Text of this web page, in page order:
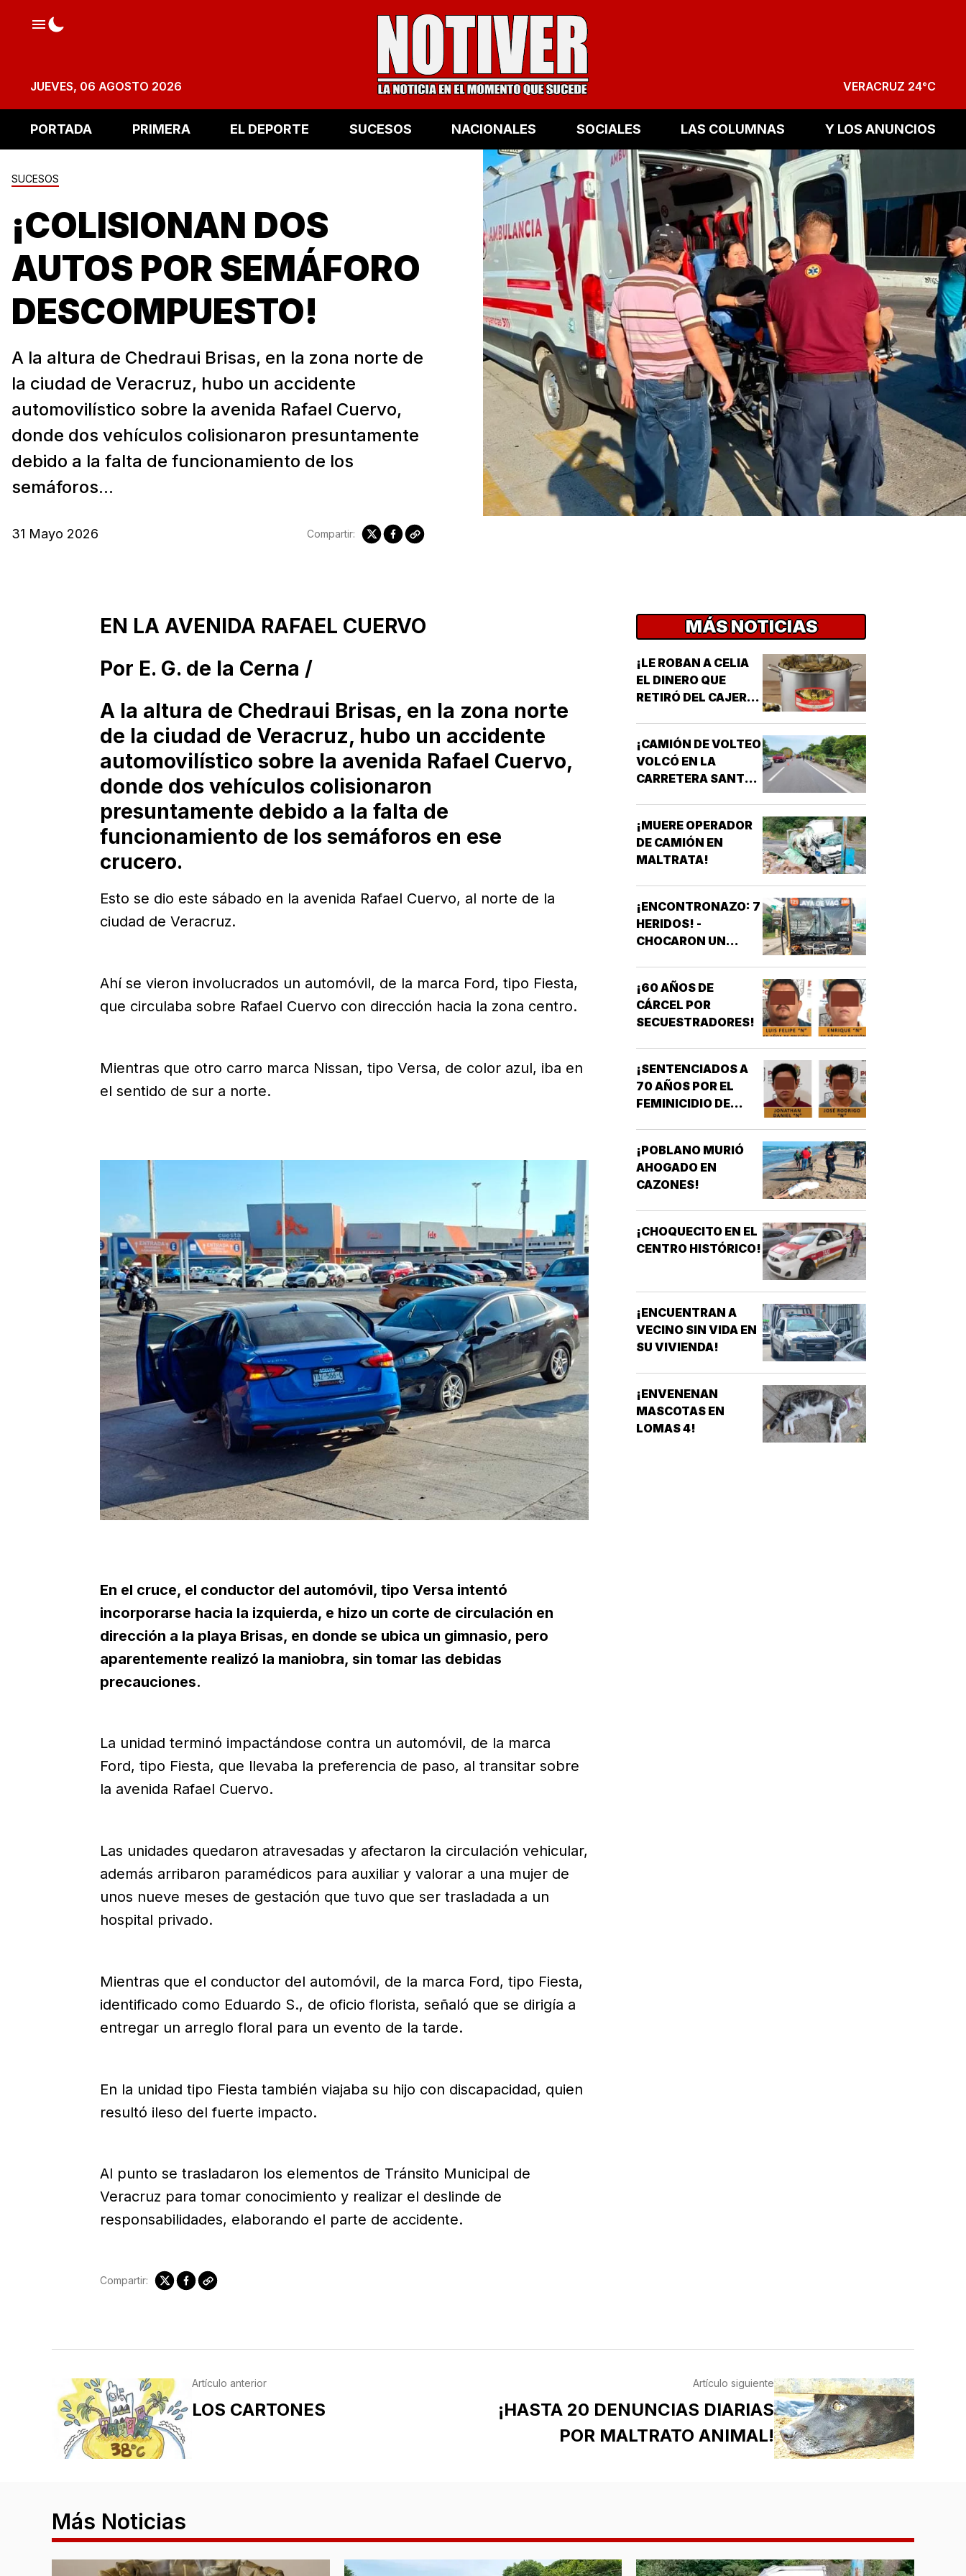
JUEVES, 06 AGOSTO 2026 VERACRUZ 24°C
PORTADA PRIMERA EL DEPORTE SUCESOS NACIONALES SOCIALES LAS COLUMNAS Y LOS ANUNCIOS
SUCESOS
¡COLISIONAN DOS
AUTOS POR SEMÁFORO
DESCOMPUESTO!
A la altura de Chedraui Brisas, en la zona norte de
la ciudad de Veracruz, hubo un accidente
automovilístico sobre la avenida Rafael Cuervo,
donde dos vehículos colisionaron presuntamente
debido a la falta de funcionamiento de los
semáforos...
31 Mayo 2026 Compartir:
EN LA AVENIDA RAFAEL CUERVO
Por E. G. de la Cerna /
A la altura de Chedraui Brisas, en la zona norte
de la ciudad de Veracruz, hubo un accidente
automovilístico sobre la avenida Rafael Cuervo,
donde dos vehículos colisionaron
presuntamente debido a la falta de
funcionamiento de los semáforos en ese
crucero.
Esto se dio este sábado en la avenida Rafael Cuervo, al norte de la
ciudad de Veracruz.
Ahí se vieron involucrados un automóvil, de la marca Ford, tipo Fiesta,
que circulaba sobre Rafael Cuervo con dirección hacia la zona centro.
Mientras que otro carro marca Nissan, tipo Versa, de color azul, iba en
el sentido de sur a norte.
En el cruce, el conductor del automóvil, tipo Versa intentó
incorporarse hacia la izquierda, e hizo un corte de circulación en
dirección a la playa Brisas, en donde se ubica un gimnasio, pero
aparentemente realizó la maniobra, sin tomar las debidas
precauciones.
La unidad terminó impactándose contra un automóvil, de la marca
Ford, tipo Fiesta, que llevaba la preferencia de paso, al transitar sobre
la avenida Rafael Cuervo.
Las unidades quedaron atravesadas y afectaron la circulación vehicular,
además arribaron paramédicos para auxiliar y valorar a una mujer de
unos nueve meses de gestación que tuvo que ser trasladada a un
hospital privado.
Mientras que el conductor del automóvil, de la marca Ford, tipo Fiesta,
identificado como Eduardo S., de oficio florista, señaló que se dirigía a
entregar un arreglo floral para un evento de la tarde.
En la unidad tipo Fiesta también viajaba su hijo con discapacidad, quien
resultó ileso del fuerte impacto.
Al punto se trasladaron los elementos de Tránsito Municipal de
Veracruz para tomar conocimiento y realizar el deslinde de
responsabilidades, elaborando el parte de accidente.
Compartir:
MÁS NOTICIAS
¡LE ROBAN A CELIA
EL DINERO QUE
RETIRÓ DEL CAJERO
¡CAMIÓN DE VOLTEO
VOLCÓ EN LA
CARRETERA SANTA
¡MUERE OPERADOR
DE CAMIÓN EN
MALTRATA!
¡ENCONTRONAZO: 7
HERIDOS! -
CHOCARON UN
LOS AZULES EN LA
TAMPIQUERA
¡60 AÑOS DE
CÁRCEL POR
SECUESTRADORES!
¡SENTENCIADOS A
70 AÑOS POR EL
FEMINICIDIO DE
¡POBLANO MURIÓ
AHOGADO EN
CAZONES!
¡CHOQUECITO EN EL
CENTRO HISTÓRICO!
¡ENCUENTRAN A
VECINO SIN VIDA EN
SU VIVIENDA!
¡ENVENENAN
MASCOTAS EN
LOMAS 4!
Artículo anterior
LOS CARTONES
Artículo siguiente
¡HASTA 20 DENUNCIAS DIARIAS
POR MALTRATO ANIMAL!
Más Noticias